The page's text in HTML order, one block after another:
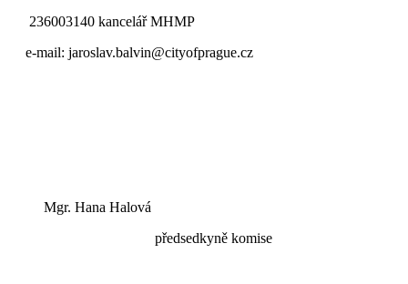
236003140 kancelář MHMP
e-mail: jaroslav.balvin@cityofprague.cz
Mgr. Hana Halová
předsedkyně komise